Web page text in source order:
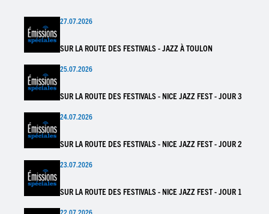
27.07.2026
SUR LA ROUTE DES FESTIVALS - JAZZ À TOULON
25.07.2026
SUR LA ROUTE DES FESTIVALS - NICE JAZZ FEST - JOUR 3
24.07.2026
SUR LA ROUTE DES FESTIVALS - NICE JAZZ FEST - JOUR 2
23.07.2026
SUR LA ROUTE DES FESTIVALS - NICE JAZZ FEST - JOUR 1
22.07.2026